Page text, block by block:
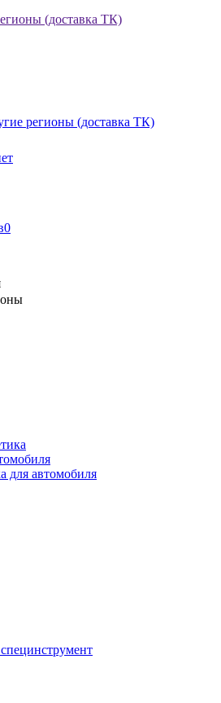
(доставка ТК)
регионы (доставка ТК)
0
для автомобиля